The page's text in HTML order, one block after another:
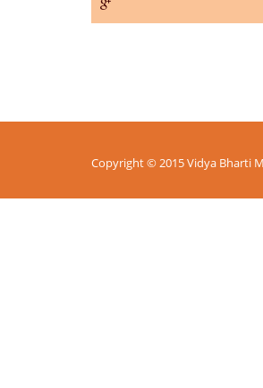
Copyright © 2015 Vidya Bharti